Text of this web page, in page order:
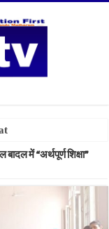
में “अर्थपूर्ण शिक्षा”